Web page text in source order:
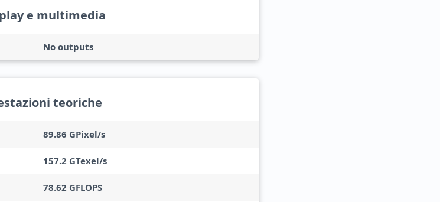
e multimedia
No outputs
teoriche
89.86 GPixel/s
157.2 GTexel/s
78.62 GFLOPS